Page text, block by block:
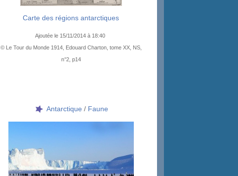
Carte des régions antarctiques
Ajoutée le 15/11/2014 à 18:40
© Le Tour du Monde 1914, Edouard Charton, tome XX, NS,
n°2, p14
Antarctique / Faune